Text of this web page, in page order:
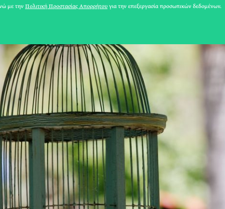
31 ΙΟΥΛΙΟΥ 2026
με τηνΠολιτική Προστασίας Απορρήτου για την επεξεργασία προσωπικών δεδομένων.